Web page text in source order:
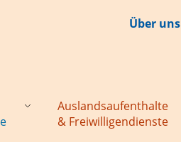
Über uns
Auslandsaufenthalte
& Freiwilligendienste